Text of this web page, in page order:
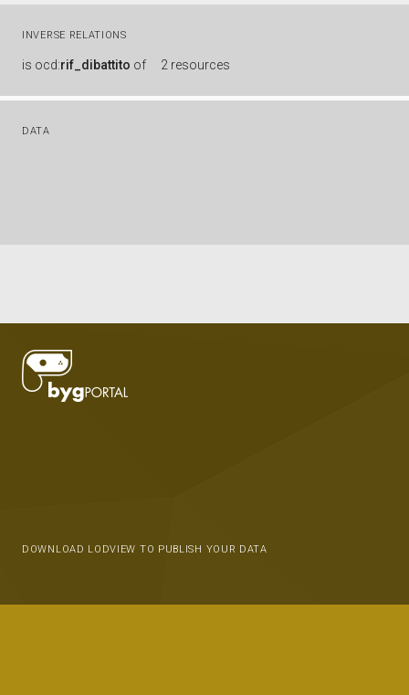
INVERSE RELATIONS
is ocd:rif_dibattito of 2 resources
DATA
DOWNLOAD LODVIEW TO PUBLISH YOUR DATA